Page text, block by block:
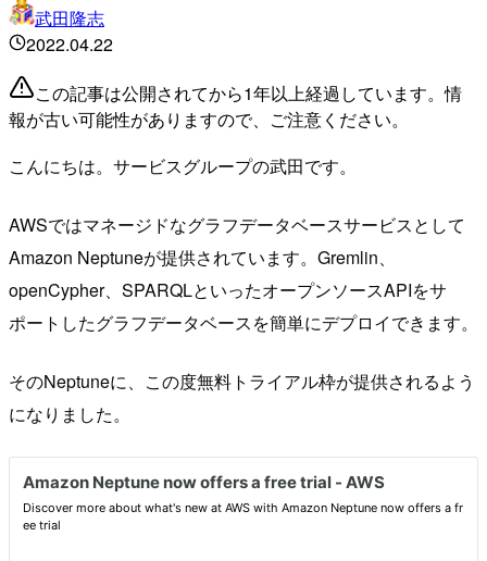
武田隆志
2022.04.22
この記事は公開されてから1年以上経過しています。情
報が古い可能性がありますので、ご注意ください。
こんにちは。サービスグループの武田です。
AWSではマネージドなグラフデータベースサービスとして
Amazon Neptuneが提供されています。Gremlin、
openCypher、SPARQLといったオープンソースAPIをサ
ポートしたグラフデータベースを簡単にデプロイできます。
そのNeptuneに、この度無料トライアル枠が提供されるよう
になりました。